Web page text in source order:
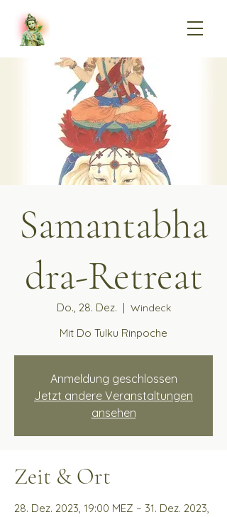
Samantabha
dra-Retreat
Do., 28. Dez.
  |
Windeck
Mit Do Tulku Rinpoche
Anmeldung geschlossen
Jetzt andere Veranstaltungen
ansehen
Zeit & Ort
28. Dez. 2023, 19:00 MEZ – 31. Dez. 2023,